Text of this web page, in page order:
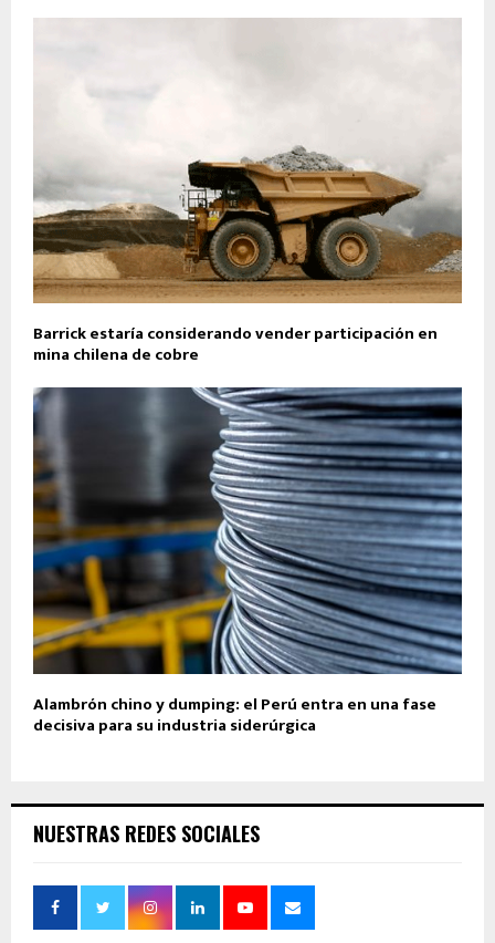
Barrick estaría considerando vender participación en
mina chilena de cobre
Alambrón chino y dumping: el Perú entra en una fase
decisiva para su industria siderúrgica
NUESTRAS REDES SOCIALES